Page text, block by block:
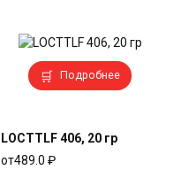
Подробнее
Этот
товар
вариаций.
LOCTTLF 406, 20 гр
от489.0 ₽